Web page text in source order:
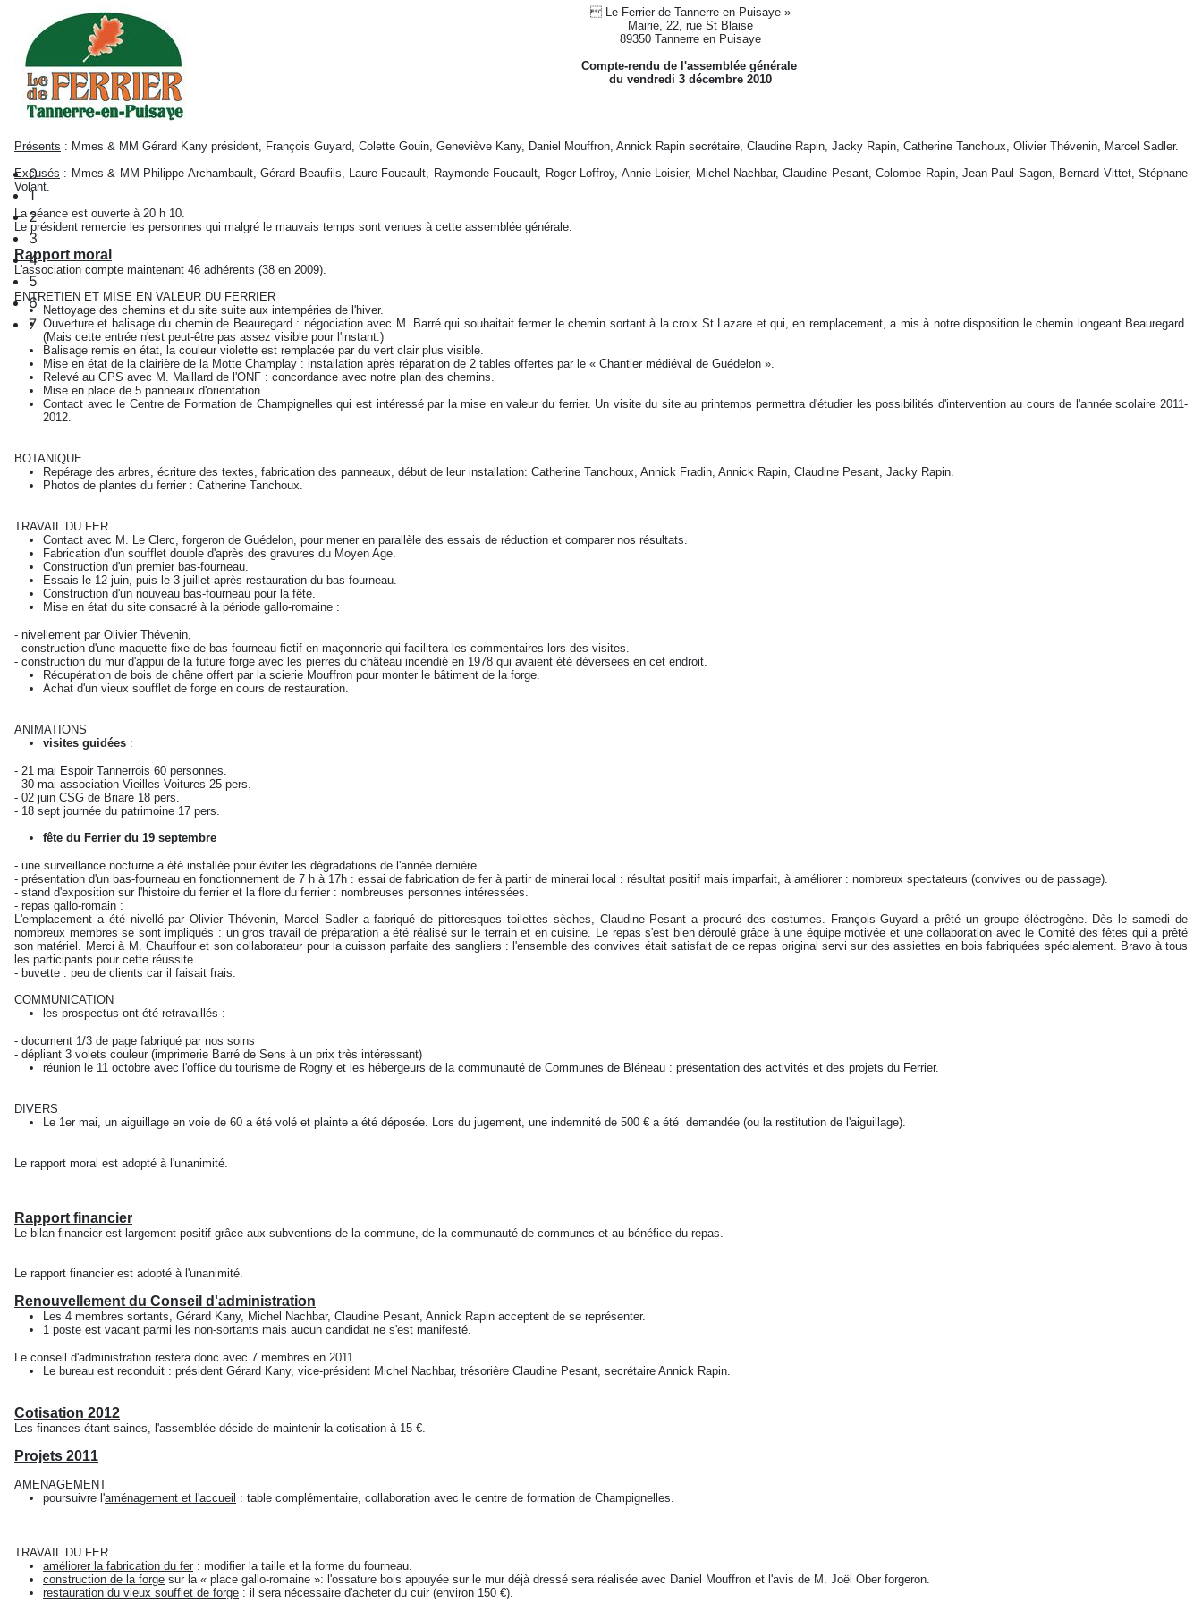
0
1
2
3
4
5
6
7
 Le Ferrier de Tannerre en Puisaye »
Mairie, 22, rue St Blaise
89350 Tannerre en Puisaye
Compte-rendu de l'assemblée générale
du vendredi 3 décembre 2010
Présents : Mmes & MM Gérard Kany président, François Guyard, Colette Gouin, Geneviève Kany, Daniel Mouffron, Annick Rapin secrétaire, Claudine Rapin, Jacky Rapin, Catherine Tanchoux, Olivier Thévenin, Marcel Sadler.
Excusés : Mmes & MM Philippe Archambault, Gérard Beaufils, Laure Foucault, Raymonde Foucault, Roger Loffroy, Annie Loisier, Michel Nachbar, Claudine Pesant, Colombe Rapin, Jean-Paul Sagon, Bernard Vittet, Stéphane
Volant.
La séance est ouverte à 20 h 10.
Le président remercie les personnes qui malgré le mauvais temps sont venues à cette assemblée générale.
Rapport moral
L'association compte maintenant 46 adhérents (38 en 2009).
ENTRETIEN ET MISE EN VALEUR DU FERRIER
Nettoyage des chemins et du site suite aux intempéries de l'hiver.
Ouverture et balisage du chemin de Beauregard : négociation avec M. Barré qui souhaitait fermer le chemin sortant à la croix St Lazare et qui, en remplacement, a mis à notre disposition le chemin longeant Beauregard.
(Mais cette entrée n'est peut-être pas assez visible pour l'instant.)
Balisage remis en état, la couleur violette est remplacée par du vert clair plus visible.
Mise en état de la clairière de la Motte Champlay : installation après réparation de 2 tables offertes par le « Chantier médiéval de Guédelon ».
Relevé au GPS avec M. Maillard de l'ONF : concordance avec notre plan des chemins.
Mise en place de 5 panneaux d'orientation.
Contact avec le Centre de Formation de Champignelles qui est intéressé par la mise en valeur du ferrier. Un visite du site au printemps permettra d'étudier les possibilités d'intervention au cours de l'année scolaire 2011-
2012.
BOTANIQUE
Repérage des arbres, écriture des textes, fabrication des panneaux, début de leur installation: Catherine Tanchoux, Annick Fradin, Annick Rapin, Claudine Pesant, Jacky Rapin.
Photos de plantes du ferrier : Catherine Tanchoux.
TRAVAIL DU FER
Contact avec M. Le Clerc, forgeron de Guédelon, pour mener en parallèle des essais de réduction et comparer nos résultats.
Fabrication d'un soufflet double d'après des gravures du Moyen Age.
Construction d'un premier bas-fourneau.
Essais le 12 juin, puis le 3 juillet après restauration du bas-fourneau.
Construction d'un nouveau bas-fourneau pour la fête.
Mise en état du site consacré à la période gallo-romaine :
- nivellement par Olivier Thévenin,
- construction d'une maquette fixe de bas-fourneau fictif en maçonnerie qui facilitera les commentaires lors des visites.
- construction du mur d'appui de la future forge avec les pierres du château incendié en 1978 qui avaient été déversées en cet endroit.
Récupération de bois de chêne offert par la scierie Mouffron pour monter le bâtiment de la forge.
Achat d'un vieux soufflet de forge en cours de restauration.
ANIMATIONS
visites guidées :
- 21 mai Espoir Tannerrois 60 personnes.
- 30 mai association Vieilles Voitures 25 pers.
- 02 juin CSG de Briare 18 pers.
- 18 sept journée du patrimoine 17 pers.
fête du Ferrier du 19 septembre
- une surveillance nocturne a été installée pour éviter les dégradations de l'année dernière.
- présentation d'un bas-fourneau en fonctionnement de 7 h à 17h : essai de fabrication de fer à partir de minerai local : résultat positif mais imparfait, à améliorer : nombreux spectateurs (convives ou de passage).
- stand d'exposition sur l'histoire du ferrier et la flore du ferrier : nombreuses personnes intéressées.
- repas gallo-romain :
L'emplacement a été nivellé par Olivier Thévenin, Marcel Sadler a fabriqué de pittoresques toilettes sèches, Claudine Pesant a procuré des costumes. François Guyard a prêté un groupe éléctrogène. Dès le samedi de
nombreux membres se sont impliqués : un gros travail de préparation a été réalisé sur le terrain et en cuisine. Le repas s'est bien déroulé grâce à une équipe motivée et une collaboration avec le Comité des fêtes qui a prêté
son matériel. Merci à M. Chauffour et son collaborateur pour la cuisson parfaite des sangliers : l'ensemble des convives était satisfait de ce repas original servi sur des assiettes en bois fabriquées spécialement. Bravo à tous
les participants pour cette réussite.
- buvette : peu de clients car il faisait frais.
COMMUNICATION
les prospectus ont été retravaillés :
- document 1/3 de page fabriqué par nos soins
- dépliant 3 volets couleur (imprimerie Barré de Sens à un prix très intéressant)
réunion le 11 octobre avec l'office du tourisme de Rogny et les hébergeurs de la communauté de Communes de Bléneau : présentation des activités et des projets du Ferrier.
DIVERS
Le 1er mai, un aiguillage en voie de 60 a été volé et plainte a été déposée. Lors du jugement, une indemnité de 500 € a été demandée (ou la restitution de l'aiguillage).
Le rapport moral est adopté à l'unanimité.
Rapport financier
Le bilan financier est largement positif grâce aux subventions de la commune, de la communauté de communes et au bénéfice du repas.
Le rapport financier est adopté à l'unanimité.
Renouvellement du Conseil d'administration
Les 4 membres sortants, Gérard Kany, Michel Nachbar, Claudine Pesant, Annick Rapin acceptent de se représenter.
1 poste est vacant parmi les non-sortants mais aucun candidat ne s'est manifesté.
Le conseil d'administration restera donc avec 7 membres en 2011.
Le bureau est reconduit : président Gérard Kany, vice-président Michel Nachbar, trésorière Claudine Pesant, secrétaire Annick Rapin.
Cotisation 2012
Les finances étant saines, l'assemblée décide de maintenir la cotisation à 15 €.
Projets 2011
AMENAGEMENT
poursuivre l'aménagement et l'accueil : table complémentaire, collaboration avec le centre de formation de Champignelles.
TRAVAIL DU FER
améliorer la fabrication du fer : modifier la taille et la forme du fourneau.
construction de la forge sur la « place gallo-romaine »: l'ossature bois appuyée sur le mur déjà dressé sera réalisée avec Daniel Mouffron et l'avis de M. Joël Ober forgeron.
restauration du vieux soufflet de forge : il sera nécessaire d'acheter du cuir (environ 150 €).